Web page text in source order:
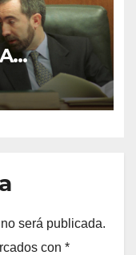
EL
será publicada.
con *